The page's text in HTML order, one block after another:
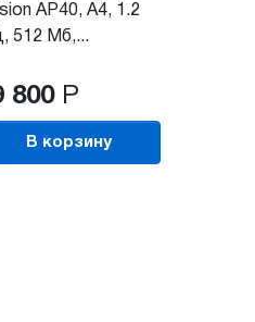
AP40, А4, 1.2
512 Мб,...
800 Р
В корзину